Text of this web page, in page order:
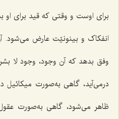
براى اوست و وقتی که قید براى او
انفکاک و بینونیّت عارض مى‌شود.
وفق بدهد که آن وجود، وجود لا
درمى‌آید، گاهى به‌صورت میکائیل
ظاهر مى‌شود، گاهى به‌صورت